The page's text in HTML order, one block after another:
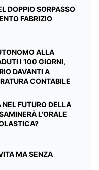
DOPPIO SORPASSO
FABRIZIO
ALLA
I 100 GIORNI,
DAVANTI A
CONTABILE
FUTURO DELLA
L'ORALE
MA SENZA